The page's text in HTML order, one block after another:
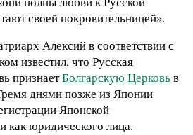
своей покровительницей».
Алексий в соответствии с
известил, что Русская
признаетБолгарскую Церковьв
днями позже из Японии
Японской
как юридического лица.